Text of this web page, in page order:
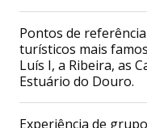
Pontos de
turísticos mais
Luís I, a Ribeira, as
Estuário do Douro.
Experiência de